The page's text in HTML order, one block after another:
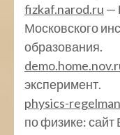
fizkaf.narod.ru —
Московского
образования.
эксперимент.
physics-
по физике: